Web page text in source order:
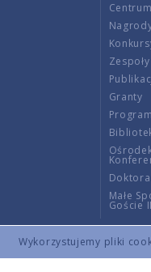
Wykorzystujemy pliki
Granty
Małe
Goście